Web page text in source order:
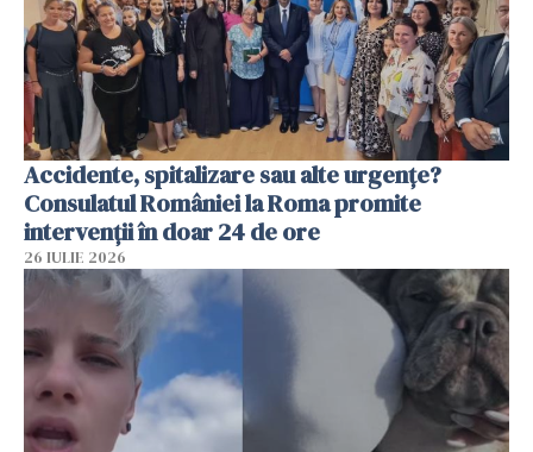
Accidente, spitalizare sau alte urgențe?
Consulatul României la Roma promite
intervenții în doar 24 de ore
26 IULIE 2026